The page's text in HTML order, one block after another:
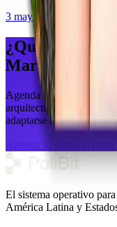
3 may 2026
¿Quieres
Martha?
Agenda una
arquitectura de la
adaptarse a las
El sistema operativo
América Latina y